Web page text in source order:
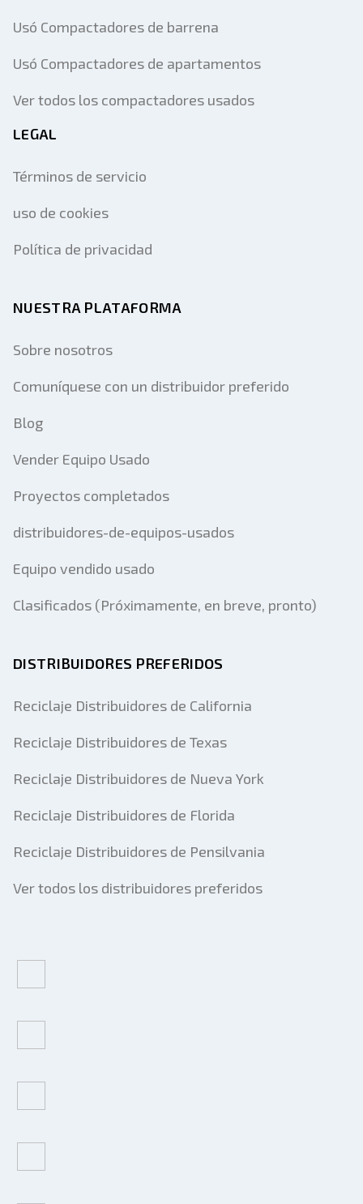
Usó Compactadores de barrena
Usó Compactadores de apartamentos
Ver todos los compactadores usados
LEGAL
Términos de servicio
uso de cookies
Política de privacidad
NUESTRA PLATAFORMA
Sobre nosotros
Comuníquese con un distribuidor preferido
Blog
Vender Equipo Usado
Proyectos completados
distribuidores-de-equipos-usados
Equipo vendido usado
Clasificados (Próximamente, en breve, pronto)
DISTRIBUIDORES PREFERIDOS
Reciclaje Distribuidores de California
Reciclaje Distribuidores de Texas
Reciclaje Distribuidores de Nueva York
Reciclaje Distribuidores de Florida
Reciclaje Distribuidores de Pensilvania
Ver todos los distribuidores preferidos